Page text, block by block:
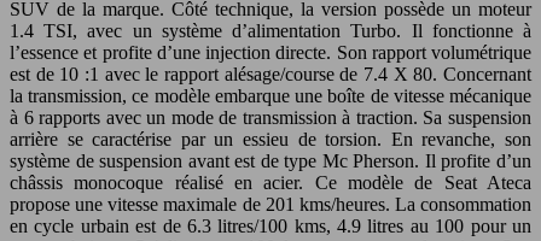
SUV de la marque. Côté technique, la version possède un moteur
1.4 TSI, avec un système d’alimentation Turbo. Il fonctionne à
l’essence et profite d’une injection directe. Son rapport volumétrique
est de 10 :1 avec le rapport alésage/course de 7.4 X 80. Concernant
la transmission, ce modèle embarque une boîte de vitesse mécanique
à 6 rapports avec un mode de transmission à traction. Sa suspension
arrière se caractérise par un essieu de torsion. En revanche, son
système de suspension avant est de type Mc Pherson. Il profite d’un
châssis monocoque réalisé en acier. Ce modèle de Seat Ateca
propose une vitesse maximale de 201 kms/heures. La consommation
en cycle urbain est de 6.3 litres/100 kms, 4.9 litres au 100 pour un